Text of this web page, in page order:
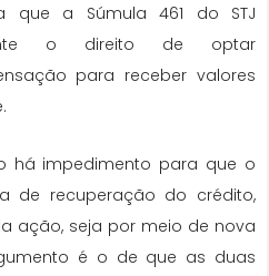
que a Súmula 461 do STJ
o direito de optar
para receber valores
há impedimento para que o
de recuperação do crédito,
ação, seja por meio de nova
é o de que as duas